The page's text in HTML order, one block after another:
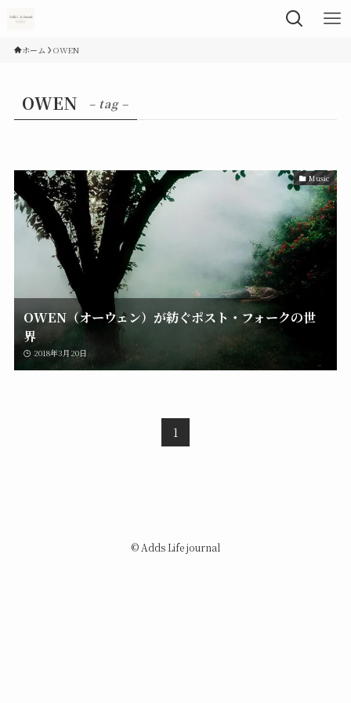
ホーム OWEN
OWEN – tag –
Music
OWEN（オーウェン）が紡ぐポスト・フォークの世
界
2018年3月20日
1
© Adds Life journal